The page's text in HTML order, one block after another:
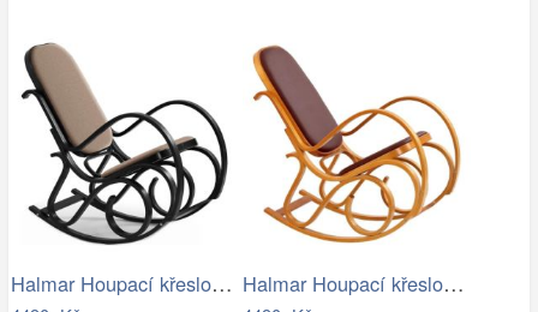
Halmar Houpací křeslo MAX BIS 95x52 cm… Halmar Houpací křeslo MAX BIS 95x52 cm…